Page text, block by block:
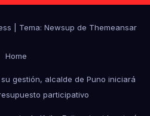
Tema: Newsup de Themeansar
Home
gestión, alcalde de Puno iniciará
participativo